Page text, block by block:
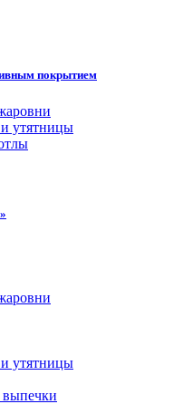
покрытием
утятницы
утятницы